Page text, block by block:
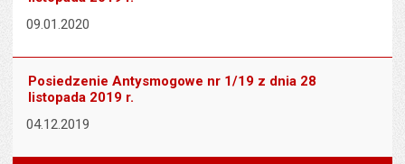
09.01.2020
Posiedzenie Antysmogowe nr 1/19 z dnia 28
listopada 2019 r.
04.12.2019